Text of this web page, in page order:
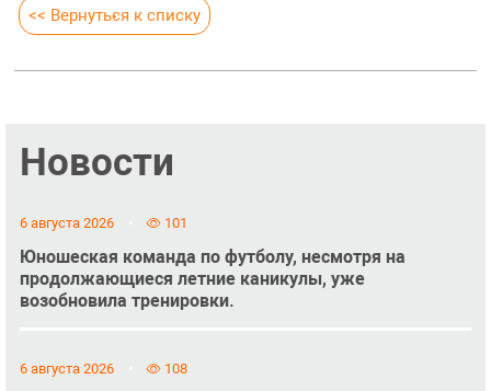
<< Вернуться к списку
Новости
6 августа 2026 101
Юношеская команда по футболу, несмотря на
продолжающиеся летние каникулы, уже
возобновила тренировки.
6 августа 2026 108